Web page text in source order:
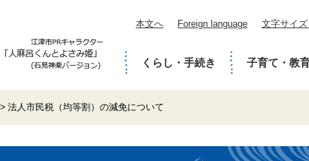
本文へ Foreign language 文字サイ
くらし・手続き 子育て・教
法人市民税（均等割）の減免について